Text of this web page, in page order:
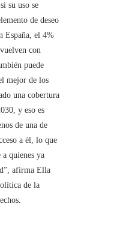
su uso se
de deseo
España, el 4%
con
puede
mejor de los
una cobertura
y eso es
de una de
a él, lo que
a quienes ya
afirma Ella
de la